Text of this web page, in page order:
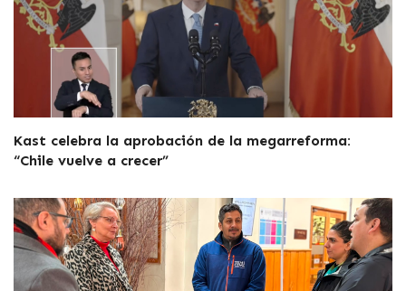
Kast celebra la aprobación de la megarreforma:
“Chile vuelve a crecer”